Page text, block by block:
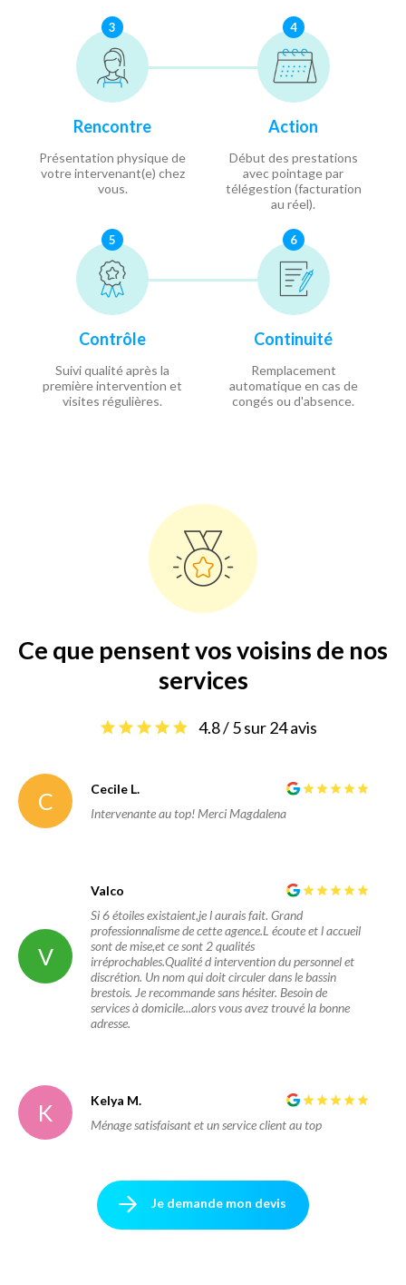
3
Rencontre
Présentation physique de
votre intervenant(e) chez
vous.
4
Action
Début des prestations
avec pointage par
télégestion (facturation
au réel).
5
Contrôle
Suivi qualité après la
première intervention et
visites régulières.
6
Continuité
Remplacement
automatique en cas de
congés ou d'absence.
Ce que pensent vos voisins de nos
services
4.8 / 5 sur 24 avis
C
Cecile L.
Intervenante au top! Merci Magdalena
V
Valco
Si 6 étoiles existaient,je l aurais fait. Grand
professionnalisme de cette agence.L écoute et l accueil
sont de mise,et ce sont 2 qualités
irréprochables.Qualité d intervention du personnel et
discrétion. Un nom qui doit circuler dans le bassin
brestois. Je recommande sans hésiter. Besoin de
services à domicile...alors vous avez trouvé la bonne
adresse.
K
Kelya M.
Ménage satisfaisant et un service client au top
Je demande mon devis